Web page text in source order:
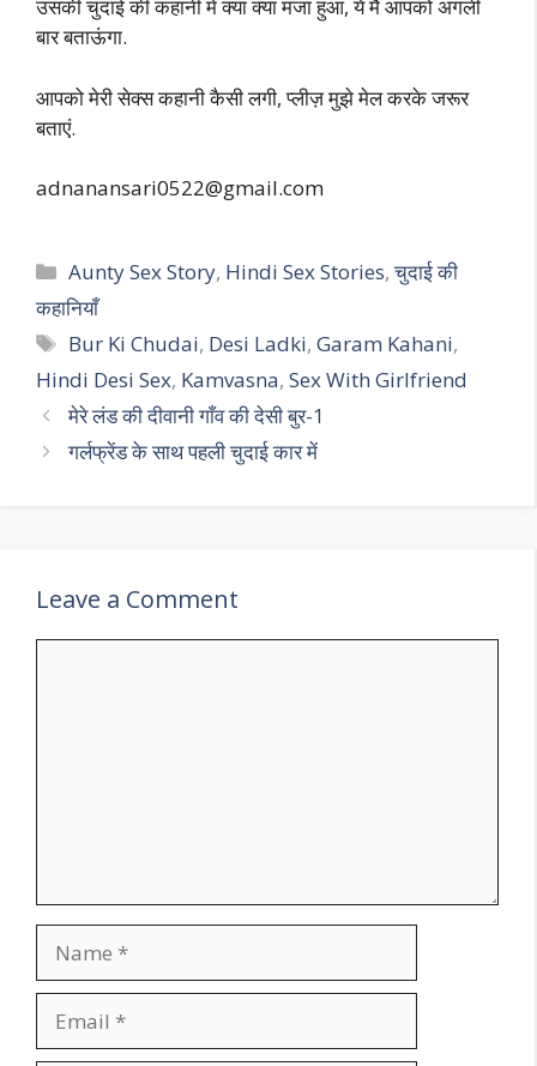
उसकी चुदाई की कहानी में क्या क्या मजा हुआ, ये मैं आपको अगली
बार बताऊंगा.
आपको मेरी सेक्स कहानी कैसी लगी, प्लीज़ मुझे मेल करके जरूर
बताएं.
adnanansari0522@gmail.com
Categories
Aunty Sex Story, Hindi Sex Stories,चुदाई की
कहानियाँ
Tags
Bur Ki Chudai, Desi Ladki,Garam Kahani,
Hindi Desi Sex, Kamvasna, Sex With Girlfriend
मेरे लंड की दीवानी गाँव की देसी बुर-1
गर्लफ्रेंड के साथ पहली चुदाई कार में
Leave a Comment